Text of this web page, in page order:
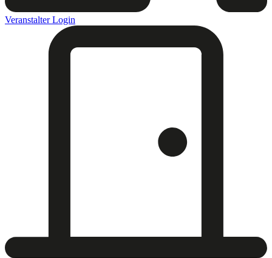
Veranstalter Login